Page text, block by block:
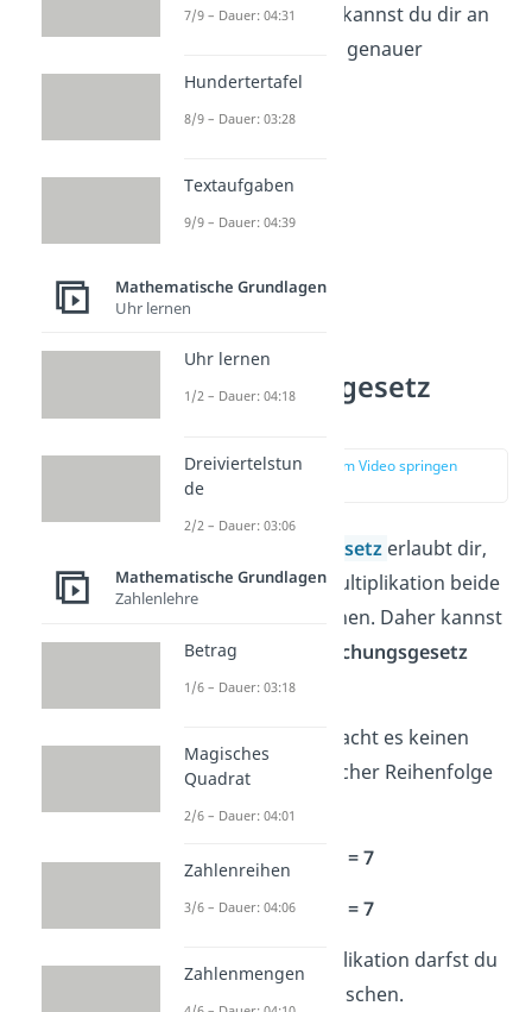
Kommutativgesetz kannst du dir an
genauer
anschauen!
Kommutativgesetz
zur Stelle im Video springen
Kommutativgesetz erlaubt dir,
bei Addition und Multiplikation beide
Zahlen zu vertauschen. Daher kannst
du es auch
Vertauschungsgesetz
nennen.
In einer Aufgabe macht es keinen
Unterschied, in welcher Reihenfolge
du addierst.
= 7
= 7
Auch bei der Multiplikation darfst du
beide Zahlen vertauschen.
7/9 – Dauer: 04:31
Hundertertafel
8/9 – Dauer: 03:28
Textaufgaben
9/9 – Dauer: 04:39
Mathematische Grundlagen
Uhr lernen
Uhr lernen
1/2 – Dauer: 04:18
Dreiviertelstun
de
2/2 – Dauer: 03:06
Mathematische Grundlagen
Zahlenlehre
Betrag
1/6 – Dauer: 03:18
Magisches
Quadrat
2/6 – Dauer: 04:01
Zahlenreihen
3/6 – Dauer: 04:06
Zahlenmengen